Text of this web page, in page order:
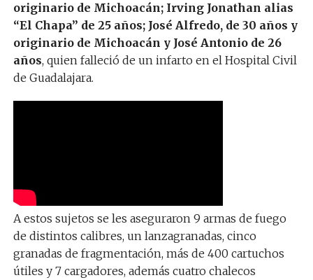
originario de Michoacán; Irving Jonathan alias
“El Chapa” de 25 años; José Alfredo, de 30 años y
originario de Michoacán y José Antonio de 26
años, quien falleció de un infarto en el Hospital Civil
de Guadalajara.
A estos sujetos se les aseguraron 9 armas de fuego
de distintos calibres, un lanzagranadas, cinco
granadas de fragmentación, más de 400 cartuchos
útiles y 7 cargadores, además cuatro chalecos